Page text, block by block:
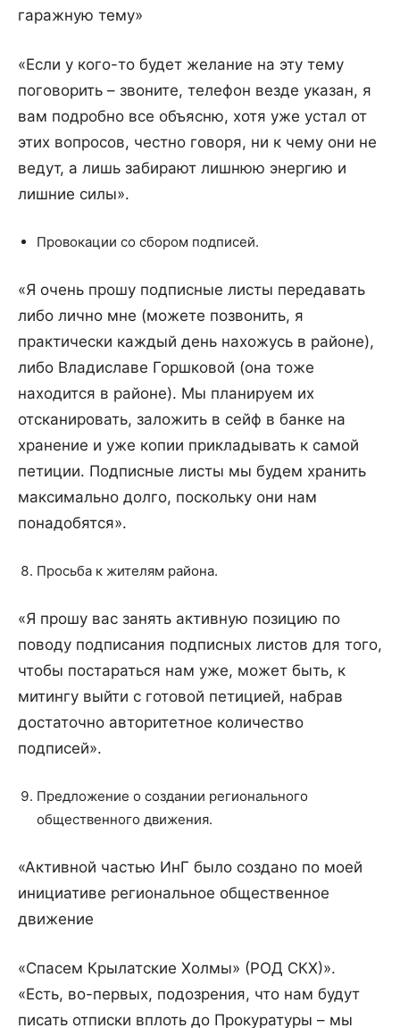
гаражную тему»
«Если у кого-то будет желание на эту тему
поговорить – звоните, телефон везде указан, я
вам подробно все объясню, хотя уже устал от
этих вопросов, честно говоря, ни к чему они не
ведут, а лишь забирают лишнюю энергию и
лишние силы».
Провокации со сбором подписей.
«Я очень прошу подписные листы передавать
либо лично мне (можете позвонить, я
практически каждый день нахожусь в районе),
либо Владиславе Горшковой (она тоже
находится в районе). Мы планируем их
отсканировать, заложить в сейф в банке на
хранение и уже копии прикладывать к самой
петиции. Подписные листы мы будем хранить
максимально долго, поскольку они нам
понадобятся».
Просьба к жителям района.
«Я прошу вас занять активную позицию по
поводу подписания подписных листов для того,
чтобы постараться нам уже, может быть, к
митингу выйти с готовой петицией, набрав
достаточно авторитетное количество
подписей».
Предложение о создании регионального
общественного движения.
«Активной частью ИнГ было создано по моей
инициативе региональное общественное
движение
«Спасем Крылатские Холмы» (РОД СКХ)».
«Есть, во-первых, подозрения, что нам будут
писать отписки вплоть до Прокуратуры – мы